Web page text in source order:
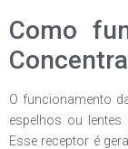
Como
O funcionamento
espelhos ou
Esse receptor é